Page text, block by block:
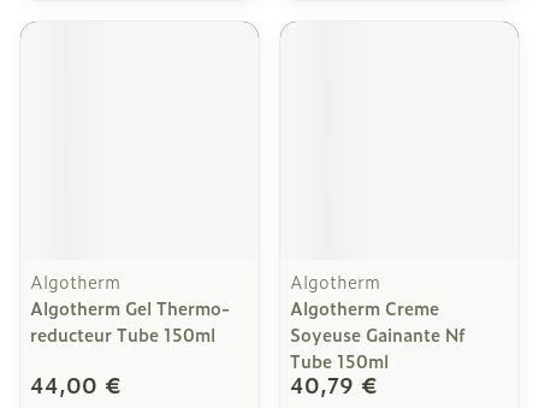
Algotherm
Algotherm Gel Thermo-
reducteur Tube 150ml
44,00 €
Algotherm
Algotherm Creme
Soyeuse Gainante Nf
Tube 150ml
40,79 €